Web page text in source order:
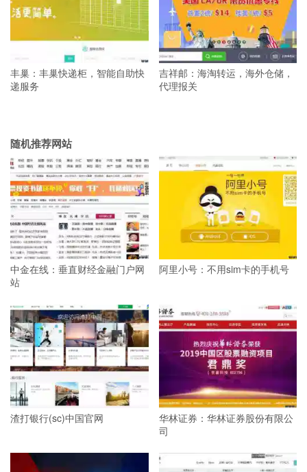
丰巢：丰巢快递柜，智能自助快
递服务
吉祥邮：海淘转运，海外仓储，
代理报关
随机推荐网站
中金在线：垂直财经金融门户网
站
阿里小号：不用sim卡的手机号
渣打银行(sc)中国官网
华林证券：华林证券股份有限公
司